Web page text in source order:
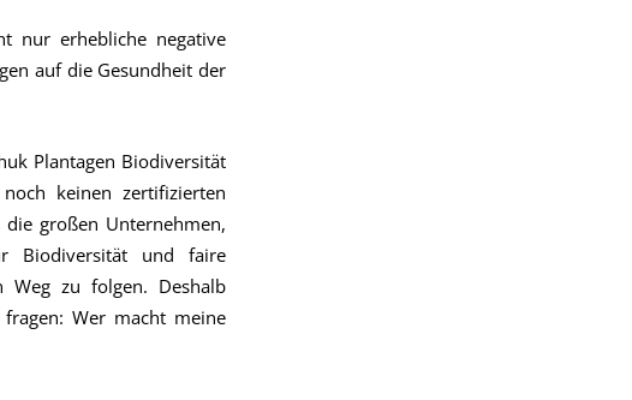
nur erhebliche negative
auf die Gesundheit der
Plantagen Biodiversität
keinen zertifizierten
großen Unternehmen,
Biodiversität und faire
Weg zu folgen. Deshalb
Wer macht meine